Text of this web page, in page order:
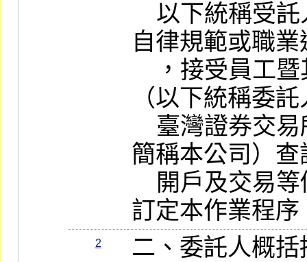
自律規範或職
（以下統稱委
簡稱本公司）
訂定本作業程序
2
二、委託人概